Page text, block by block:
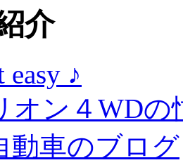
介
easy ♪
オン４WDの
動車のブログ